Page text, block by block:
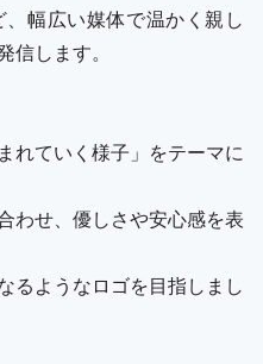
幅広い媒体で温かく親し
します。
れていく様子」をテーマに
わせ、優しさや安心感を表
るようなロゴを目指しまし